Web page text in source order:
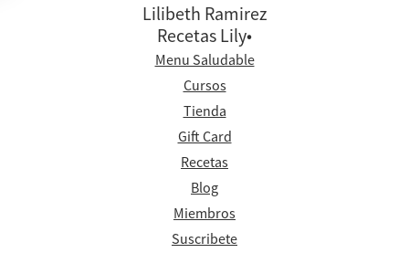
Lilibeth Ramirez
Recetas Lily•
Menu Saludable
Cursos
Tienda
Gift Card
Recetas
Blog
Miembros
Suscribete